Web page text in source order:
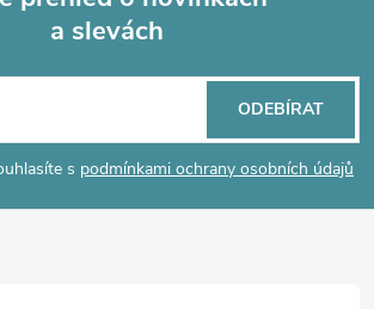
a slevách
s podmínkami ochrany osobních údajů
ODEBÍRAT